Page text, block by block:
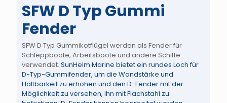
SFW D Typ Gummi
Fender
SFW D Typ Gummikotflügel werden als Fender für
Schleppboote, Arbeitsboote und andere Schiffe
verwendet. SunHelm Marine bietet ein rundes Loch für
D-Typ-Gummifender, um die Wandstärke und
Haltbarkeit zu erhöhen und den D-Fender mit der
Möglichkeit zu versehen, ihn mit Flachstahl zu